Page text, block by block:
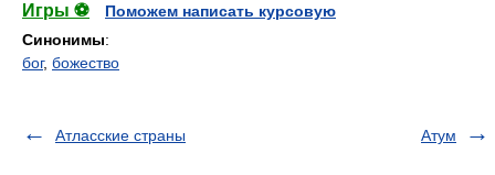
Игры ⚽
Поможем написать курсовую
Синонимы:
бог, божество
Атласские страны Атум